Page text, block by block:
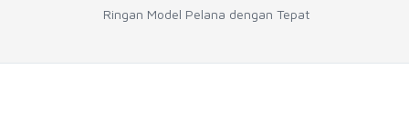
Ringan Model Pelana dengan Tepat